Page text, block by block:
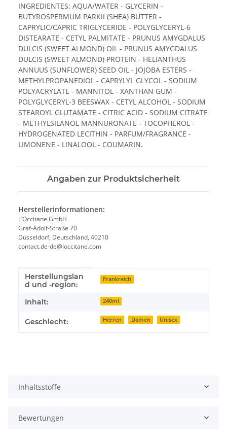
INGREDIENTES: AQUA/WATER - GLYCERIN -
BUTYROSPERMUM PARKII (SHEA) BUTTER -
CAPRYLIC/CAPRIC TRIGLYCERIDE - POLYGLYCERYL-6
DISTEARATE - CETYL PALMITATE - PRUNUS AMYGDALUS
DULCIS (SWEET ALMOND) OIL - PRUNUS AMYGDALUS
DULCIS (SWEET ALMOND) PROTEIN - HELIANTHUS
ANNUUS (SUNFLOWER) SEED OIL - JOJOBA ESTERS -
METHYLPROPANEDIOL - CAPRYLYL GLYCOL - SODIUM
POLYACRYLATE - MANNITOL - XANTHAN GUM -
POLYGLYCERYL-3 BEESWAX - CETYL ALCOHOL - SODIUM
STEAROYL GLUTAMATE - CITRIC ACID - SODIUM CITRATE
- METHYLSILANOL MANNURONATE - TOCOPHEROL -
HYDROGENATED LECITHIN - PARFUM/FRAGRANCE -
LIMONENE - LINALOOL - COUMARIN.
Angaben zur Produktsicherheit
Herstellerinformationen:
L‘Occitane GmbH
Graf-Adolf-Straße 70
Düsseldorf, Deutschland, 40210
contact.de-de@loccitane.com
Produkteigenschaft
Wert
Herstellungslan
d und -region:
Frankreich
Inhalt: 240ml
Geschlecht: Herren Damen Unisex
Inhaltsstoffe
Bewertungen